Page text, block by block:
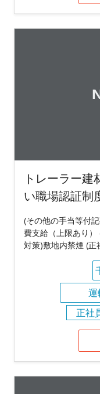
トレーラー
い職場認証制
(その他の手当等付
費支給（上限あり
対策)敷地内禁煙 (正
運
正社